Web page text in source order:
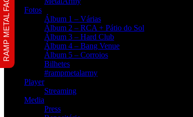
Fotos
Álbum 1 – Várias
Álbum 2 – RCA + Pátio do Sol
Álbum 3 – Hard Club
Álbum 4 – Bang Venue
Álbum 5 – Corroios
Bilhetes
#rampmetalarmy
Player
Streaming
Media
Press